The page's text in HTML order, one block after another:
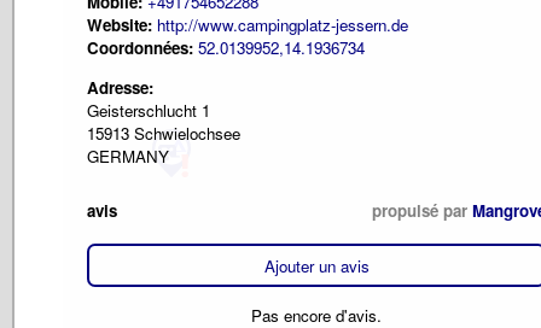
Website: http://www.campingplatz-jessern.de
Coordonnées: 52.0139952,14.1936734
Adresse:
Geisterschlucht 1
15913 Schwielochsee
GERMANY
avis propulsé par
Ajouter un avis
Pas encore d'avis.